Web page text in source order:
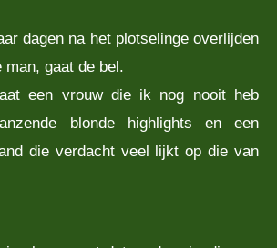
dagen na het plotselinge overlijden
gaat de bel.
een vrouw die ik nog nooit heb
blonde highlights en een
die verdacht veel lijkt op die van